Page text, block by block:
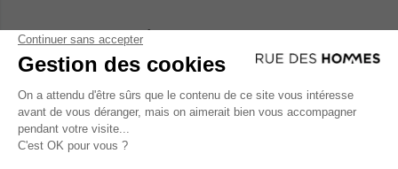
NOS MÉTHODES DE PAIEMENT
MODES DE LIVRAISON